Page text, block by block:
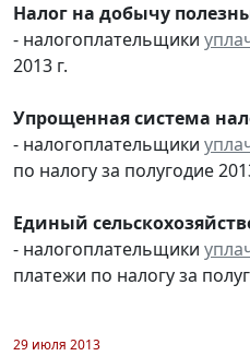
Налог на добычу
- налогоплательщики
2013 г.
Упрощенная система
- налогоплательщики
по налогу за полугодие
Единый
- налогоплательщики
платежи по налогу за
29 июля 2013